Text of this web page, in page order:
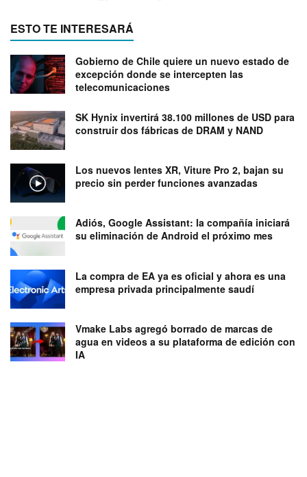
ESTO TE INTERESARÁ
Gobierno de Chile quiere un nuevo estado de
excepción donde se intercepten las
telecomunicaciones
SK Hynix invertirá 38.100 millones de USD para
construir dos fábricas de DRAM y NAND
Los nuevos lentes XR, Viture Pro 2, bajan su
precio sin perder funciones avanzadas
Adiós, Google Assistant: la compañía iniciará
su eliminación de Android el próximo mes
La compra de EA ya es oficial y ahora es una
empresa privada principalmente saudí
Vmake Labs agregó borrado de marcas de
agua en videos a su plataforma de edición con
IA